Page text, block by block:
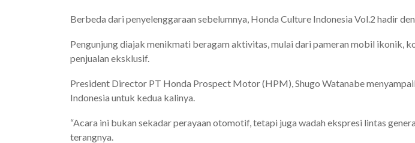
Berbeda dari penyelenggaraan sebelumnya, Honda Culture Indonesia Vol.2 hadir
Pengunjung diajak menikmati beragam aktivitas, mulai dari pameran mobil ikonik,
penjualan eksklusif.
President Director PT Honda Prospect Motor (HPM), Shugo Watanabe
Indonesia untuk kedua kalinya.
“Acara ini bukan sekadar perayaan otomotif, tetapi juga wadah ekspresi lintas
terangnya.